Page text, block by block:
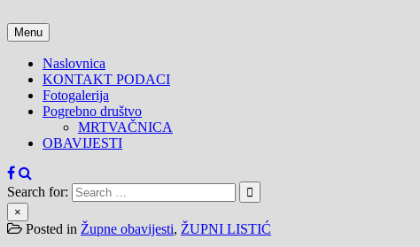
to
content
Menu
Naslovnica
KONTAKT PODACI
Fotogalerija
Pogrebno društvo
MRTVAČNICA
OBAVIJESTI
Search for:
×
Posted in Župne obavijesti, ŽUPNI LISTIĆ